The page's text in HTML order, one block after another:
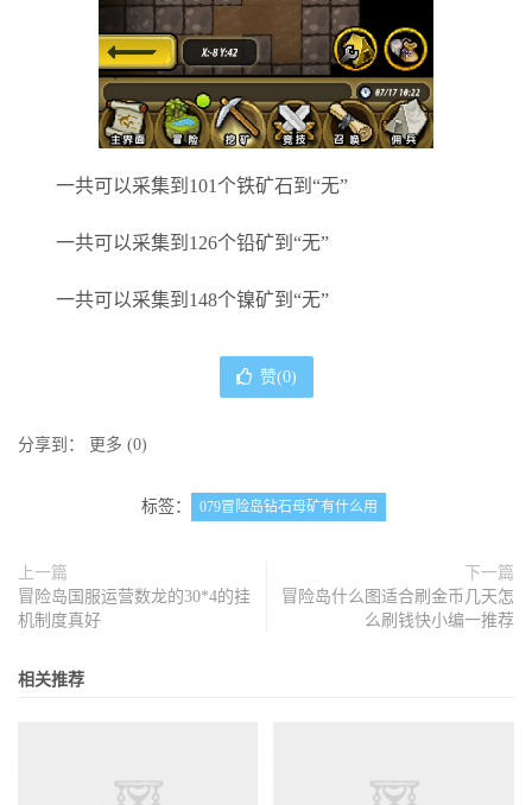
一共可以采集到101个铁矿石到​​“无”
一共可以采集到126个铅矿到“无”
一共可以采集到148个镍矿到“无”
赞(0)
分享到： 更多 (0)
标签： 079冒险岛钻石母矿有什么用
上一篇
冒险岛国服运营数龙的30*4的挂
机制度真好
下一篇
冒险岛什么图适合刷金币几天怎
么刷钱快小编一推荐
相关推荐